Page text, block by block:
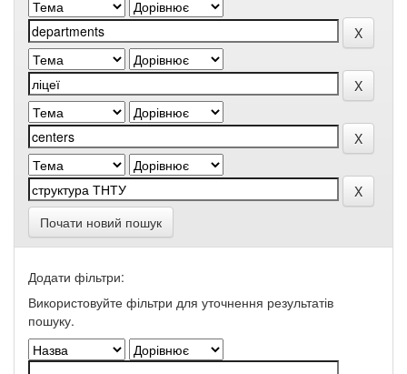
Почати новий пошук
Додати фільтри:
Використовуйте фільтри для уточнення результатів
пошуку.